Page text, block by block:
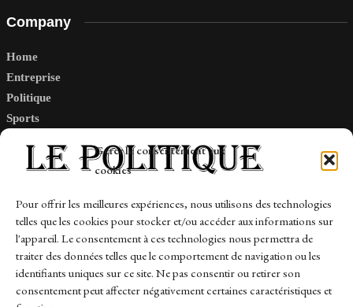
Gérer le consentement aux
cookies
Pour offrir les meilleures expériences, nous utilisons des technologies
telles que les cookies pour stocker et/ou accéder aux informations sur
l'appareil. Le consentement à ces technologies nous permettra de
traiter des données telles que le comportement de navigation ou les
identifiants uniques sur ce site. Ne pas consentir ou retirer son
consentement peut affecter négativement certaines caractéristiques et
Company
Home
Entreprise
Politique
Sports
Links
Contact
Sitemap